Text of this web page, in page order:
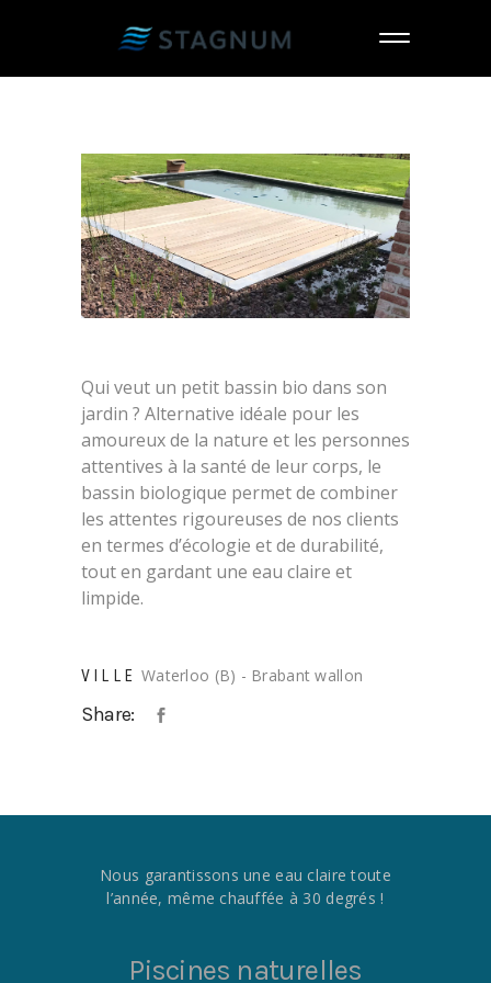
Qui veut un petit bassin bio dans son
jardin ? Alternative idéale pour les
amoureux de la nature et les personnes
attentives à la santé de leur corps, le
bassin biologique permet de combiner
les attentes rigoureuses de nos clients
en termes d’écologie et de durabilité,
tout en gardant une eau claire et
limpide.
VILLE Waterloo (B) - Brabant wallon
Share:
Nous garantissons une eau claire toute
l’année, même chauffée à 30 degrés !
Piscines naturelles